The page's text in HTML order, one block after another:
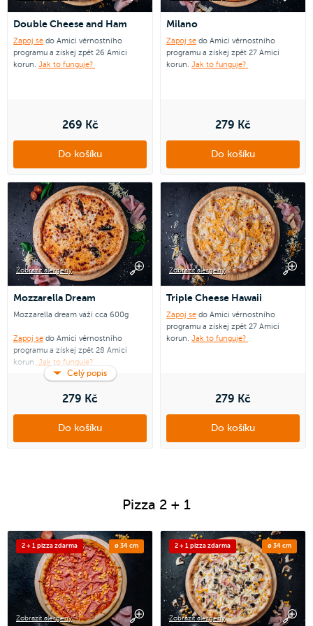
Double Cheese and Ham
Zapoj se do Amici věrnostního
programu a získej zpět 26 Amici
korun. Jak to funguje?
269 Kč
Do košíku
Milano
Zapoj se do Amici věrnostního
programu a získej zpět 27 Amici
korun. Jak to funguje?
279 Kč
Do košíku
Zobrazit alergeny
Mozzarella Dream
Mozzarella dream váží cca 600g
Zapoj se do Amici věrnostního
programu a získej zpět 28 Amici
korun. Jak to funguje?
Celý popis
279 Kč
Do košíku
Zobrazit alergeny
Triple Cheese Hawaii
Zapoj se do Amici věrnostního
programu a získej zpět 27 Amici
korun. Jak to funguje?
279 Kč
Do košíku
Pizza 2 + 1
2 + 1 pizza zdarma ø 34 cm
Zobrazit alergeny
2 + 1 pizza zdarma ø 34 cm
Zobrazit alergeny